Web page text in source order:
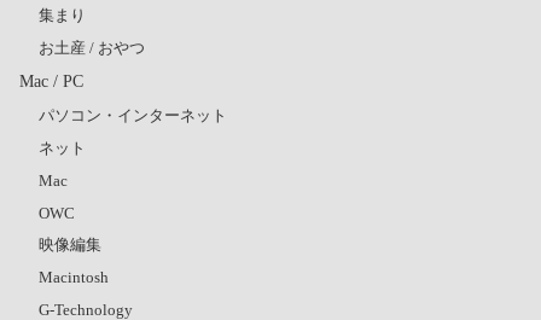
集まり
お土産 / おやつ
Mac / PC
パソコン・インターネット
ネット
Mac
OWC
映像編集
Macintosh
G-Technology